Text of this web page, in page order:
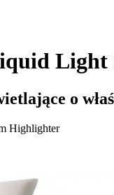
Light
o
Highlighter